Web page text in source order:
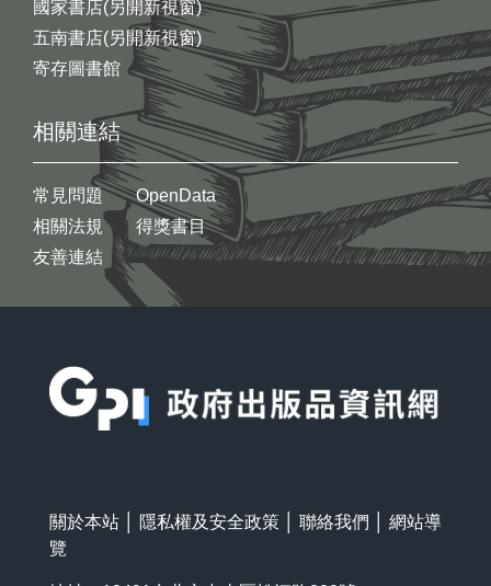
國家書店(另開新視窗)
五南書店(另開新視窗)
寄存圖書館
相關連結
常見問題
相關法規
友善連結
OpenData
得獎書目
關於本站 隱私權及安全政策 聯絡我們
網站導
覽